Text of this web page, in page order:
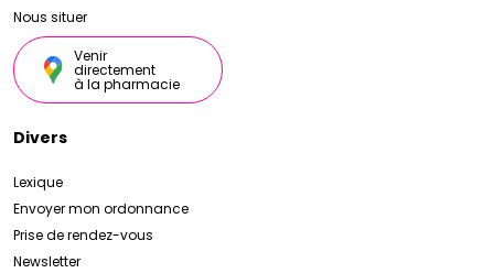
Nous situer
Venir
directement
à la pharmacie
Divers
Lexique
Envoyer mon ordonnance
Prise de rendez-vous
Newsletter